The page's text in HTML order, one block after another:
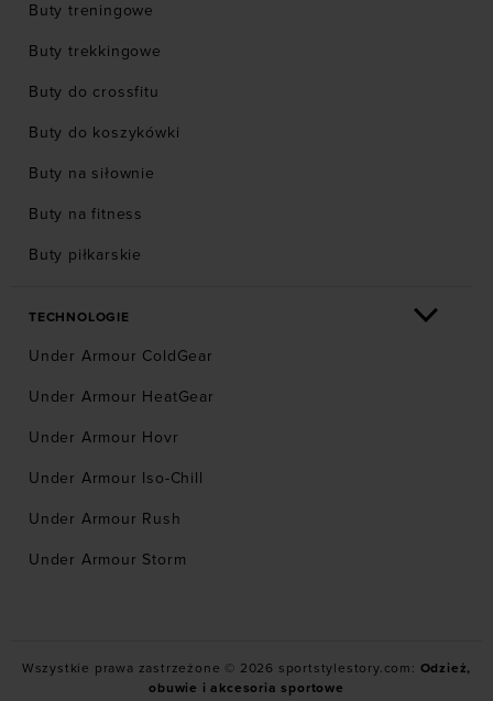
Buty treningowe
Buty trekkingowe
Buty do crossfitu
Buty do koszykówki
Buty na siłownie
Buty na fitness
Buty piłkarskie
TECHNOLOGIE
Under Armour ColdGear
Under Armour HeatGear
Under Armour Hovr
Under Armour Iso-Chill
Under Armour Rush
Under Armour Storm
Wszystkie prawa zastrzeżone © 2026 sportstylestory.com: Odzież,
obuwie i akcesoria sportowe